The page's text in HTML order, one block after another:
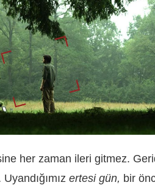
her zaman ileri gitmez.
ertesi gün, bir